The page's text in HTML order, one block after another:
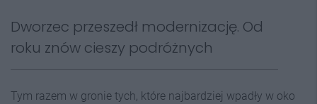
Dworzec przeszedł modernizację. Od
roku znów cieszy podróżnych
Tym razem w gronie tych, które najbardziej wpadły w oko